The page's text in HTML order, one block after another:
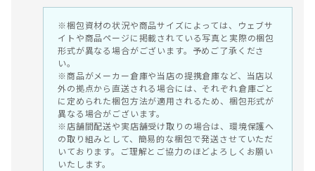
※梱包資材の状況や商品サイズによっては、ウェブサ
イトや商品ページに掲載されている写真と実際の梱包
形式が異なる場合がございます。予めご了承くださ
い。
※商品がメーカー倉庫や当店の提携倉庫など、当店以
外の拠点から直送される場合には、それぞれ倉庫ごと
に定められた梱包方法が適用されるため、梱包形式が
異なる場合がございます。
※店舗間配送や実店舗受け取りの場合は、環境保護へ
の取り組みとして、簡易的な梱包で発送させていただ
いております。ご理解とご協力のほどよろしくお願い
いたします。